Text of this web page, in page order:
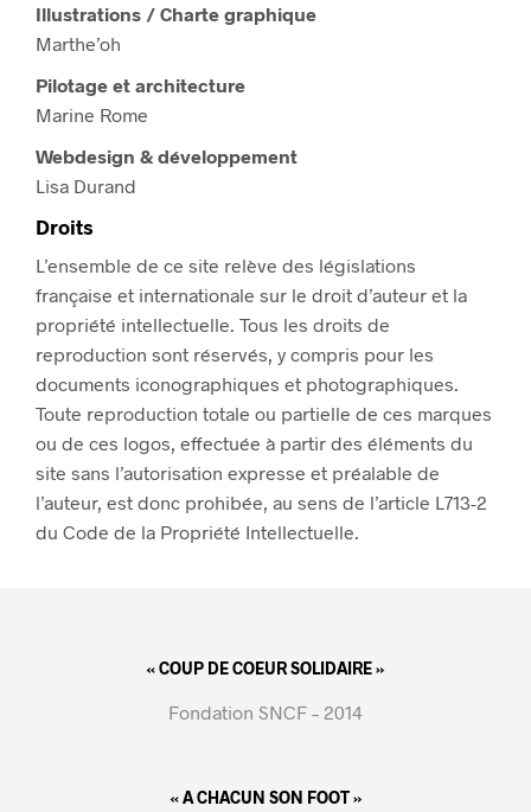
Illustrations / Charte graphique
Marthe’oh
Pilotage et architecture
Marine Rome
Webdesign & développement
Lisa Durand
Droits
L’ensemble de ce site relève des législations
française et internationale sur le droit d’auteur et la
propriété intellectuelle. Tous les droits de
reproduction sont réservés, y compris pour les
documents iconographiques et photographiques.
Toute reproduction totale ou partielle de ces marques
ou de ces logos, effectuée à partir des éléments du
site sans l’autorisation expresse et préalable de
l’auteur, est donc prohibée, au sens de l’article L713-2
du Code de la Propriété Intellectuelle.
« COUP DE COEUR SOLIDAIRE »
Fondation SNCF – 2014
« A CHACUN SON FOOT »